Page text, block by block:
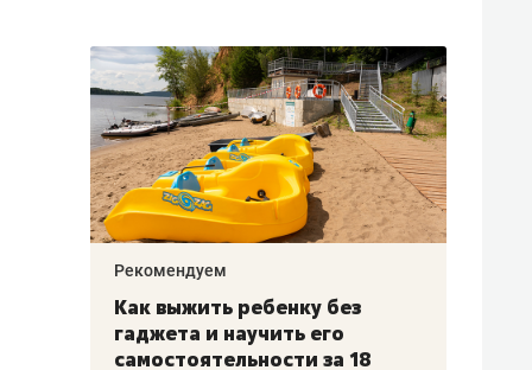
–
Рекомендуем
Как выжить ребенку без
гаджета и научить его
самостоятельности за 18